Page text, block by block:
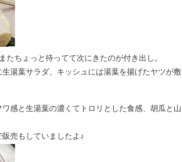
ちょっと待ってて次にきたのが付き出し。
湯葉サラダ、キッシュには湯葉を揚げたヤツが敷
感と生湯葉の濃くてトロリとした食感、胡瓜と山
売もしていましたよ♪